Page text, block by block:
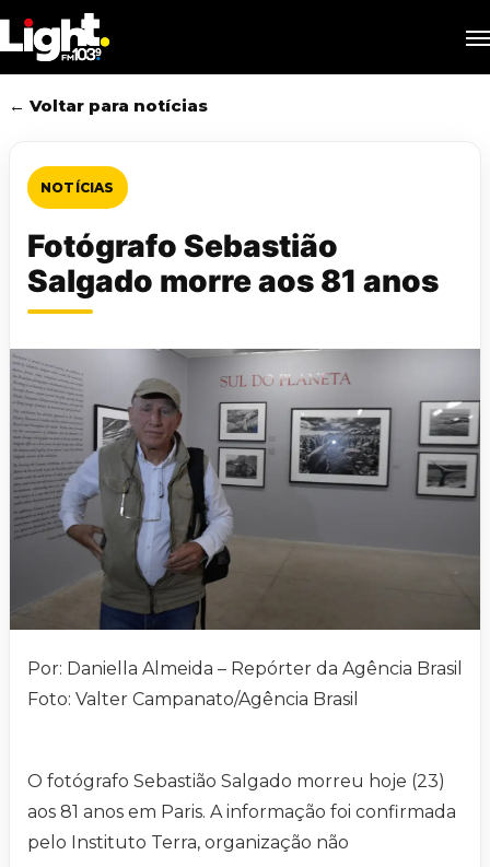
to
main
content
← Voltar para notícias
NOTÍCIAS
Fotógrafo Sebastião
Salgado morre aos 81 anos
Por: Daniella Almeida – Repórter da Agência Brasil
Foto: Valter Campanato/Agência Brasil
O fotógrafo Sebastião Salgado morreu hoje (23)
aos 81 anos em Paris. A informação foi confirmada
pelo Instituto Terra, organização não